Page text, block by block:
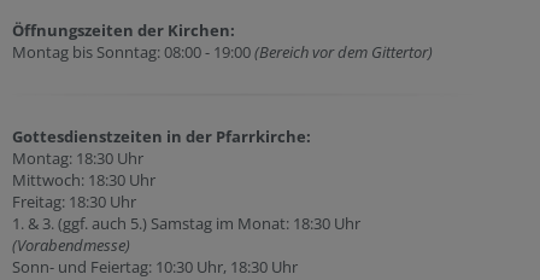
Öffnungszeiten der Kirchen:
Montag bis Sonntag: 08:00 - 19:00(Bereich vor dem Gittertor)
Gottesdienstzeiten in der Pfarrkirche:
Montag: 18:30 Uhr
Mittwoch: 18:30 Uhr
Freitag: 18:30 Uhr
1. & 3. (ggf. auch 5.) Samstag im Monat: 18:30 Uhr
(Vorabendmesse)
Sonn- und Feiertag: 10:30 Uhr, 18:30 Uhr